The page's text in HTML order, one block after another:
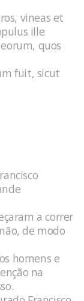
vineas et
ille
quos
fuit, sicut
a correr
de modo
homens e
na